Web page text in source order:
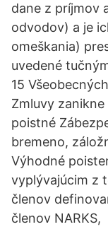
dane z príjmov
odvodov) a je
omeškania)
uvedené
15
Zmluvy
poistné
bremeno,
Výhodné
vyplývajúcim z
členov
členov NARKS,